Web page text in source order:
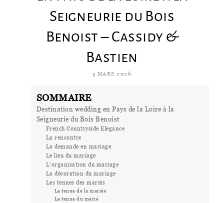
Seigneurie du Bois
Benoist – Cassidy &
Bastien
5 MARS 2026
SOMMAIRE
Destination wedding en Pays de la Loire à la
Seigneurie du Bois Benoist
French Countryside Elegance
La rencontre
La demande en mariage
Le lieu du mariage
L’organisation du mariage
La décoration du mariage
Les tenues des mariés
La tenue de la mariée
La tenue du marié